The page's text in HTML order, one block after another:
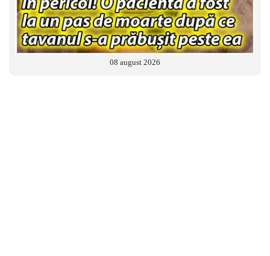
08 august 2026